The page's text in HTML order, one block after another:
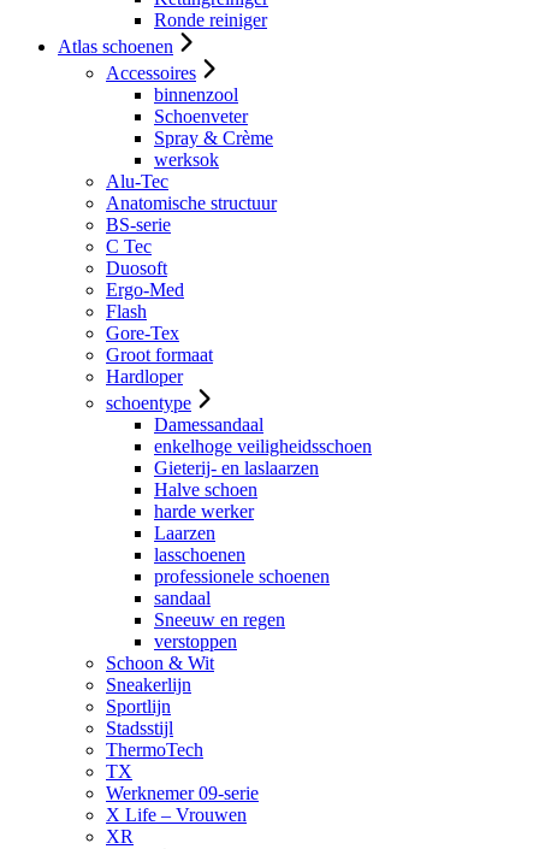
Ronde reiniger
Atlas schoenen
Accessoires
binnenzool
Schoenveter
Spray & Crème
werksok
Alu-Tec
Anatomische structuur
BS-serie
C Tec
Duosoft
Ergo-Med
Flash
Gore-Tex
Groot formaat
Hardloper
schoentype
Damessandaal
enkelhoge veiligheidsschoen
Gieterij- en laslaarzen
Halve schoen
harde werker
Laarzen
lasschoenen
professionele schoenen
sandaal
Sneeuw en regen
verstoppen
Schoon & Wit
Sneakerlijn
Sportlijn
Stadsstijl
ThermoTech
TX
Werknemer 09-serie
X Life – Vrouwen
XR